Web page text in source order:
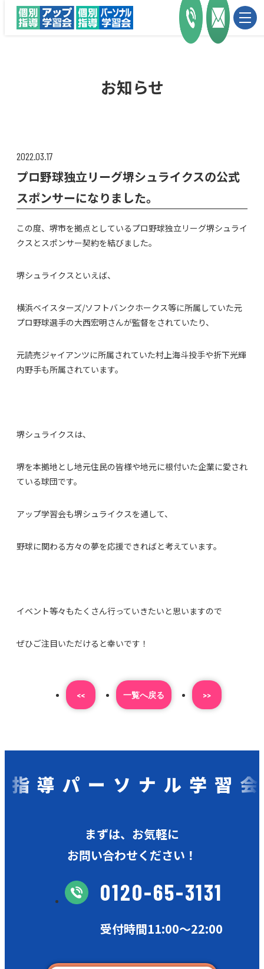
お知らせ
2022.03.17
プロ野球独立リーグ堺シュライクスの公式
スポンサーになりました。
この度、堺市を拠点としているプロ野球独立リーグ堺シュライ
クスとスポンサー契約を結びました。
堺シュライクスといえば、
横浜ベイスターズ/ソフトバンクホークス等に所属していた元
プロ野球選手の大西宏明さんが監督をされていたり、
元読売ジャイアンツに所属されていた村上海斗投手や折下光輝
内野手も所属されています。
堺シュライクスは、
堺を本拠地とし地元住民の皆様や地元に根付いた企業に愛され
ている球団です。
アップ学習会も堺シュライクスを通して、
野球に関わる方々の夢を応援できればと考えています。
イベント等々もたくさん行っていきたいと思いますので
ぜひご注目いただけると幸いです！
<< ⼀覧へ戻る >>
導パーソナル学習会
まずは、お気軽に
お問い合わせください！
0120-65-3131
受付時間11:00〜22:00